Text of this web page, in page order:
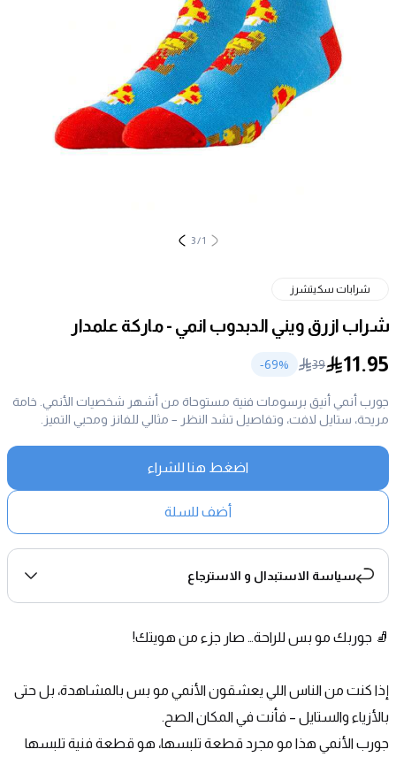
1
/
3
شرابات سكيتشرز
شراب ازرق ويني الدبدوب انمي - ماركة علمدار
11.95
39
69%-
جورب أنمي أنيق برسومات فنية مستوحاة من أشهر شخصيات الأنمي. خامة
مريحة، ستايل لافت، وتفاصيل تشد النظر – مثالي للفانز ومحبي التميز.
اضغط هنا للشراء
أضف للسلة
سياسة الاستبدال و الاسترجاع
🧦 جوربك مو بس للراحة… صار جزء من هويتك!
بالأزياء والستايل – فأنت في المكان الصح.